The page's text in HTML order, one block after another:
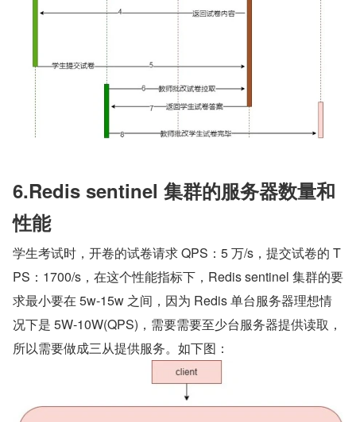
6.Redis sentinel 集群的服务器数量和
性能
学生考试时，开卷的试卷请求 QPS：5 万/s，提交试卷的 T
PS：1700/s，在这个性能指标下，Redis sentinel 集群的要
求最小要在 5w-15w 之间，因为 Redis 单台服务器理想情
况下是 5W-10W(QPS)，需要需要至少台服务器提供读取，
所以需要做成三从提供服务。如下图：